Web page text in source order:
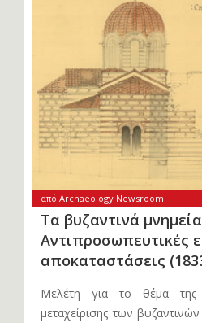
από Archaeology Newsroom
Τα βυζαντινά
Αντιπροσωπευτικές
αποκαταστάσεις
Μελέτη για το θέμα της
μεταχείρισης των